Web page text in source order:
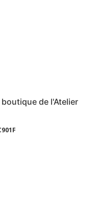
boutique de l'Atelier